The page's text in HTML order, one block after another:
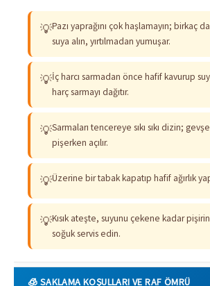
💡Pazı yaprağını çok haşlamayın; birkaç
suya alın, yırtılmadan yumuşar.
💡İç harcı sarmadan önce hafif kavurup
harç sarmayı dağıtır.
💡Sarmaları tencereye sıkı sıkı dizin;
pişerken açılır.
💡Üzerine bir tabak kapatıp hafif ağırlık
💡Kısık ateşte, suyunu çekene kadar
soğuk servis edin.
🧊 SAKLAMA KOŞULLARI VE RAF ÖMRÜ